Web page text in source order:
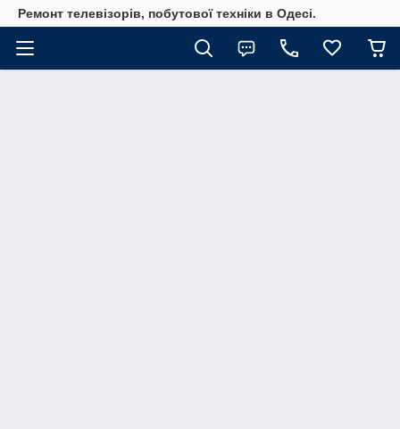
Ремонт телевізорів, побутової техніки в Одесі.